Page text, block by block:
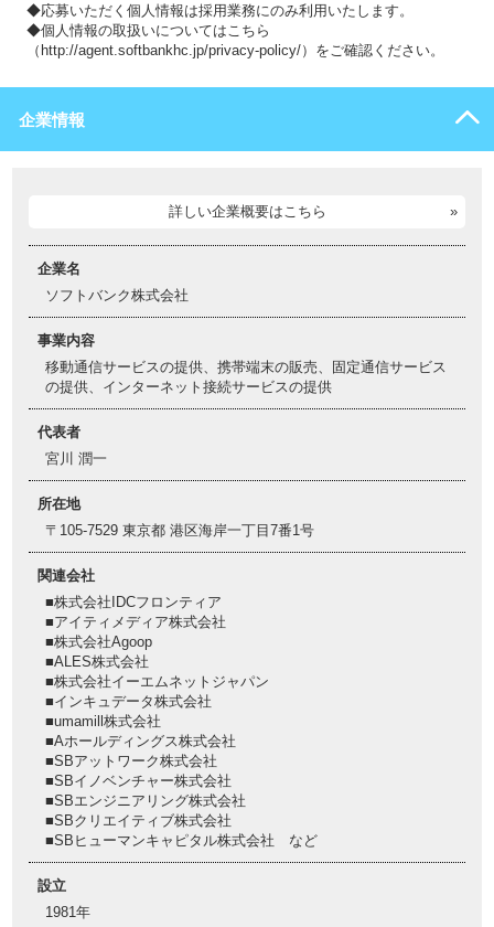
◆応募いただく個人情報は採用業務にのみ利用いたします。
◆個人情報の取扱いについてはこちら
（http://agent.softbankhc.jp/privacy-policy/）をご確認ください。
企業情報
詳しい企業概要はこちら
企業名
ソフトバンク株式会社
事業内容
移動通信サービスの提供、携帯端末の販売、固定通信サービス
の提供、インターネット接続サービスの提供
代表者
宮川 潤一
所在地
〒105-7529 東京都 港区海岸一丁目7番1号
関連会社
■株式会社IDCフロンティア
■アイティメディア株式会社
■株式会社Agoop
■ALES株式会社
■株式会社イーエムネットジャパン
■インキュデータ株式会社
■umamill株式会社
■Aホールディングス株式会社
■SBアットワーク株式会社
■SBイノベンチャー株式会社
■SBエンジニアリング株式会社
■SBクリエイティブ株式会社
■SBヒューマンキャピタル株式会社 など
設立
1981年